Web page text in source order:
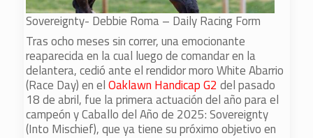
Sovereignty- Debbie Roma – Daily Racing Form
Tras ocho meses sin correr, una emocionante
reaparecida en la cual luego de comandar en la
delantera, cedió ante el rendidor moro White Abarrio
(Race Day) en elOaklawn Handicap G2 del pasado
18 de abril, fue la primera actuación del año para el
campeón y Caballo del Año de 2025: Sovereignty
(Into Mischief), que ya tiene su próximo objetivo en